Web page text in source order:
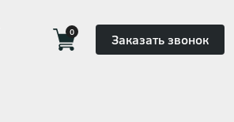
0 Заказать звонок